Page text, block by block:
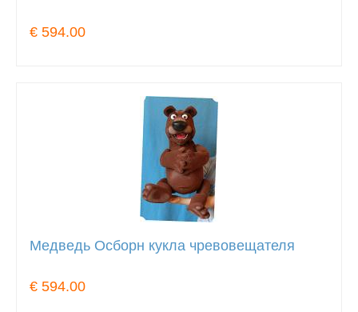
€ 594.00
Медведь Осборн кукла чревовещателя
€ 594.00